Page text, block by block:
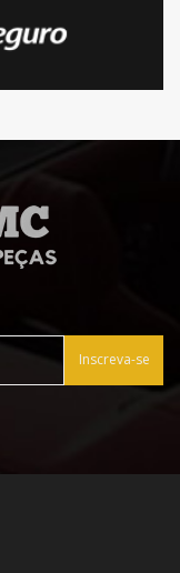
Inscreva-se